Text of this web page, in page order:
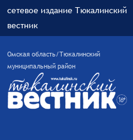
сетевое издание Тюкалинский
вестник
Омская область/Тюкалинский
муниципальный район